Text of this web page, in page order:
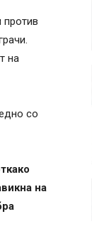
против
на
со
на